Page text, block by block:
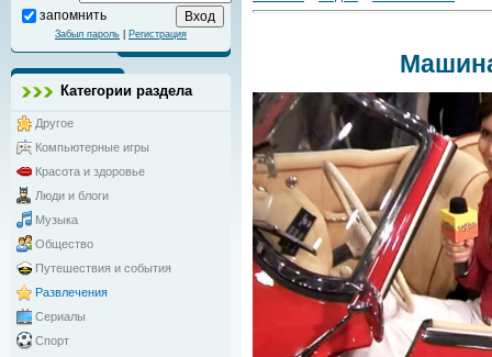
запомнить
Забыл пароль Регистрация
Категории раздела
Другое
Компьютерные игры
Красота и здоровье
Люди и блоги
Музыка
Общество
Путешествия и события
Развлечения
Сериалы
Спорт